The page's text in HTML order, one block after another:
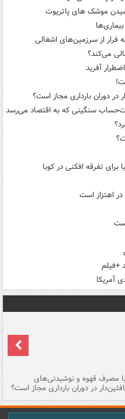
موشک های پاتریوت
فرار از سرزمین‌های اشغالی
می‌کند؟
آفرید
دوران بارداری مجاز است؟
سنگینی که به اقتصاد می‌رسد
برای تفرقه افکنی در کوبا
اهتزاز است
+فیلم
آمریکا
مصرف قهوه و نوشیدنی‌های
در دوران بارداری مجاز است؟